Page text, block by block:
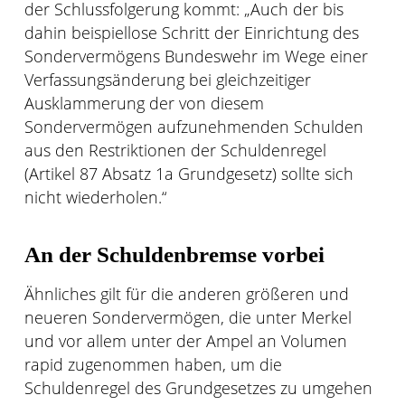
der Schlussfolgerung kommt: „Auch der bis
dahin beispiellose Schritt der Einrichtung des
Sondervermögens Bundeswehr im Wege einer
Verfassungsänderung bei gleichzeitiger
Ausklammerung der von diesem
Sondervermögen aufzunehmenden Schulden
aus den Restriktionen der Schuldenregel
(Artikel 87 Absatz 1a Grundgesetz) sollte sich
nicht wiederholen.“
An der Schuldenbremse vorbei
Ähnliches gilt für die anderen größeren und
neueren Sondervermögen, die unter Merkel
und vor allem unter der Ampel an Volumen
rapid zugenommen haben, um die
Schuldenregel des Grundgesetzes zu umgehen